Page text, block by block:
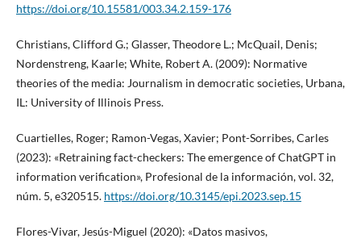
https://doi.org/10.15581/003.34.2.159-176
Christians, Clifford G.; Glasser, Theodore L.; McQuail, Denis;
Nordenstreng, Kaarle; White, Robert A. (2009): Normative
theories of the media: Journalism in democratic societies, Urbana,
IL: University of Illinois Press.
Cuartielles, Roger; Ramon-Vegas, Xavier; Pont-Sorribes, Carles
(2023): «Retraining fact-checkers: The emergence of ChatGPT in
information verification», Profesional de la información, vol. 32,
núm. 5, e320515. https://doi.org/10.3145/epi.2023.sep.15
Flores-Vivar, Jesús-Miguel (2020): «Datos masivos,